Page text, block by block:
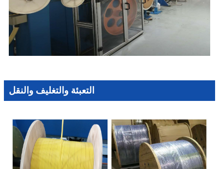
التعبئة والتغليف والنقل